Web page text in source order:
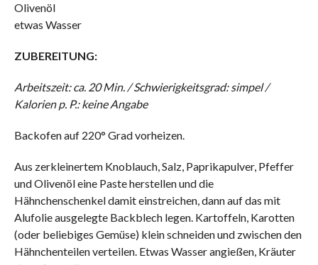
Olivenöl
etwas Wasser
ZUBEREITUNG:
Arbeitszeit: ca. 20 Min. / Schwierigkeitsgrad: simpel /
Kalorien p. P.: keine Angabe
Backofen auf 220° Grad vorheizen.
Aus zerkleinertem Knoblauch, Salz, Paprikapulver, Pfeffer
und Olivenöl eine Paste herstellen und die
Hähnchenschenkel damit einstreichen, dann auf das mit
Alufolie ausgelegte Backblech legen. Kartoffeln, Karotten
(oder beliebiges Gemüse) klein schneiden und zwischen den
Hähnchenteilen verteilen. Etwas Wasser angießen, Kräuter